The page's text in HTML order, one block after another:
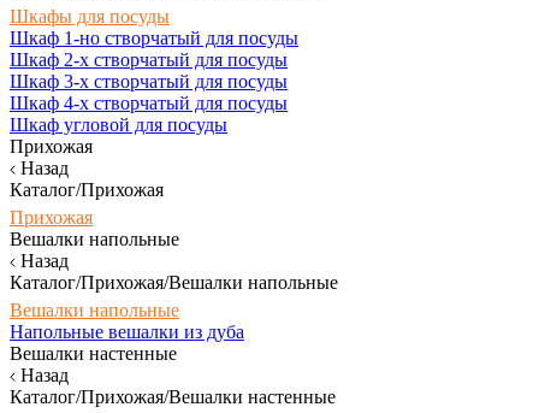
Шкафы для посуды
Шкаф 1-но створчатый для посуды
Шкаф 2-х створчатый для посуды
Шкаф 3-х створчатый для посуды
Шкаф 4-х створчатый для посуды
Шкаф угловой для посуды
Прихожая
Назад
Каталог/Прихожая
Прихожая
Вешалки напольные
Назад
Каталог/Прихожая/Вешалки напольные
Вешалки напольные
Напольные вешалки из дуба
Вешалки настенные
Назад
Каталог/Прихожая/Вешалки настенные